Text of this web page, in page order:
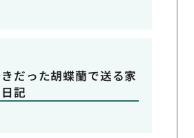
だった胡蝶蘭で送る家
記